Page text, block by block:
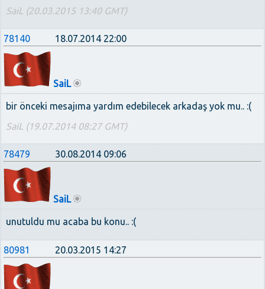
SaiL (20.03.2015 13:40 GMT)
78140 18.07.2014 22:00
SaiL
bir önceki mesajıma yardım edebilecek arkadaş yok mu.. :(
SaiL (19.07.2014 08:27 GMT)
78479 30.08.2014 09:06
SaiL
unutuldu mu acaba bu konu.. :(
80981 20.03.2015 14:27